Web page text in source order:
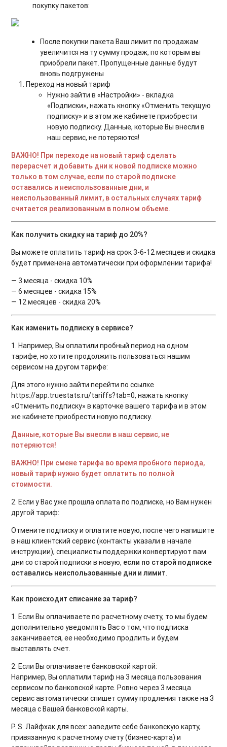
покупку пакетов:
После покупки пакета Ваш лимит по продажам
увеличится на ту сумму продаж, по которым вы
приобрели пакет. Пропущенные данные будут
вновь подгружены
Переход на новый тариф
Нужно зайти в «Настройки» - вкладка
«Подписки», нажать кнопку «Отменить текущую
подписку» и в этом же кабинете приобрести
новую подписку. Данные, которые Вы внесли в
наш сервис, не потеряются!
ВАЖНО! При переходе на новый тариф сделать
перерасчет и добавить дни к новой подписке можно
только в том случае, если по старой подписке
оставались и неиспользованные дни, и
неиспользованный лимит, в остальных случаях тариф
считается реализованным в полном объеме.
Как получить скидку на тариф до 20%?
Вы можете оплатить тариф на срок 3-6-12 месяцев и скидка
будет применена автоматически при оформлении тарифа!
— 3 месяца - скидка 10%
— 6 месяцев - скидка 15%
— 12 месяцев - скидка 20%
Как изменить подписку в сервисе?
1. Например, Вы оплатили пробный период на одном
тарифе, но хотите продолжить пользоваться нашим
сервисом на другом тарифе:
Для этого нужно зайти перейти по ссылке
https://app.truestats.ru/tariffs?tab=0, нажать кнопку
«Отменить подписку» в карточке вашего тарифа и в этом
же кабинете приобрести новую подписку.
Данные, которые Вы внесли в наш сервис, не
потеряются!
ВАЖНО! При смене тарифа во время пробного периода,
новый тариф нужно будет оплатить по полной
стоимости.
2. Если у Вас уже прошла оплата по подписке, но Вам нужен
другой тариф:
Отмените подписку и оплатите новую, после чего напишите
в наш клиентский сервис (контакты указали в начале
инструкции), специалисты поддержки конвертируют вам
дни со старой подписки в новую, если по старой подписке
оставались неиспользованные дни и лимит.
Как происходит списание за тариф?
1. Если Вы оплачиваете по расчетному счету, то мы будем
дополнительно уведомлять Вас о том, что подписка
заканчивается, ее необходимо продлить и будем
выставлять счет.
2. Если Вы оплачиваете банковской картой:
Например, Вы оплатили тариф на 3 месяца пользования
сервисом по банковской карте. Ровно через 3 месяца
сервис автоматически спишет сумму продления также на 3
месяца с Вашей банковской карты.
P. S. Лайфхак для всех: заведите себе банковскую карту,
привязанную к расчетному счету (бизнес-карта) и